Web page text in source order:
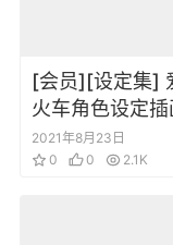
[会员][设定集]
火车角色设定插
2021年8月23日
0
0 2.1K